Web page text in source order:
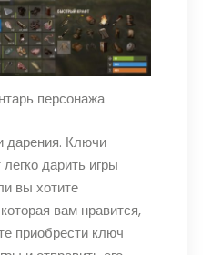
персонажа
дарения. Ключи
дарить игры
вы хотите
вам нравится,
приобрести ключ